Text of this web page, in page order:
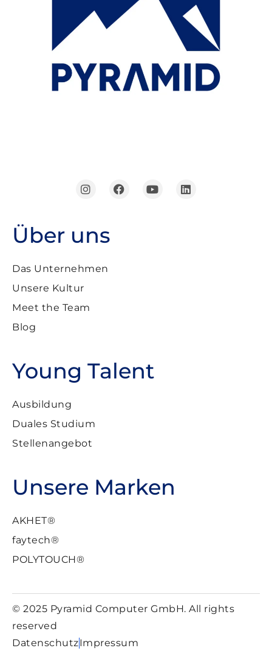
Über uns
Das Unternehmen
Unsere Kultur
Meet the Team
Blog
Young Talent
Ausbildung
Duales Studium
Stellenangebot
Unsere Marken
AKHET®
faytech®
POLYTOUCH®
© 2025 Pyramid Computer GmbH. All rights
reserved
DatenschutzImpressum